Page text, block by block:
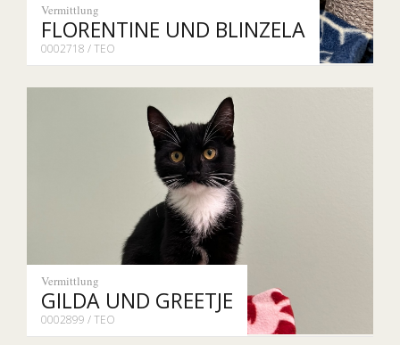
Vermittlung
FLORENTINE UND BLINZELA
0002718 / TEO
Vermittlung
GILDA UND GREETJE
0002899 / TEO